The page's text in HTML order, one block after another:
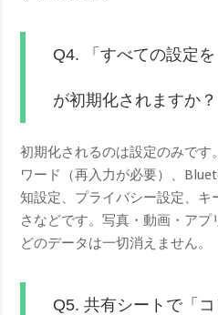
Q4. 「すべての設定
が初期化されますか？
初期化されるのは設定のみです
ワード（再入力が必要）、
知設定、プライバシー設定、キ
さなどです。写真・動画・ア
どのデータは一切消えません。
Q5. 共有シートで「